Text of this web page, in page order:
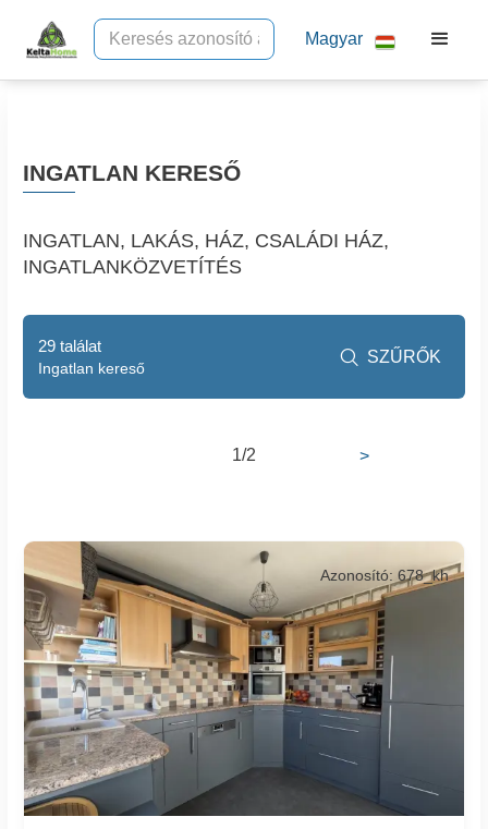
Magyar
INGATLAN KERESŐ
INGATLAN, LAKÁS, HÁZ, CSALÁDI HÁZ,
INGATLANKÖZVETÍTÉS
1/2 >
Azonosító: 678_kh
29 találat
Ingatlan kereső
 SZŰRŐK